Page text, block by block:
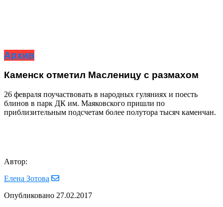
Архив
Каменск отметил Масленицу с размахом
26 февраля поучаствовать в народных гуляниях и поесть
блинов в парк ДК им. Маяковского пришли по
приблизительным подсчетам более полутора тысяч каменчан.
Автор:
Елена Зотова
Опубликовано 27.02.2017